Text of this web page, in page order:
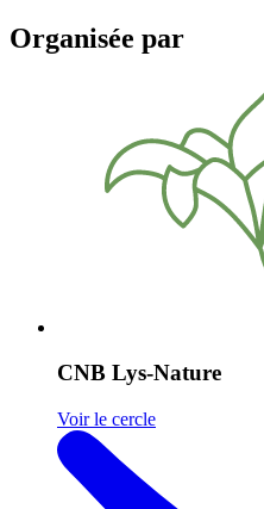
Organisée par
CNB Lys-Nature
Voir le cercle